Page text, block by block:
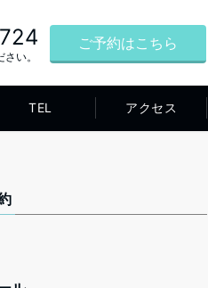
い。
ご予約はこちら
TEL アクセス